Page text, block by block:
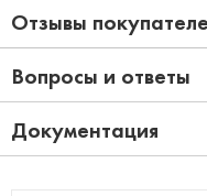
Отзывы
Вопросы и ответы
Документация